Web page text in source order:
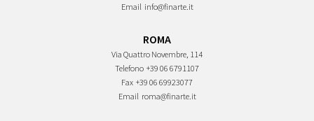
Email info@finarte.it
ROMA
Via Quattro Novembre, 114
Telefono +39 06 6791107
Fax +39 06 69923077
Email roma@finarte.it